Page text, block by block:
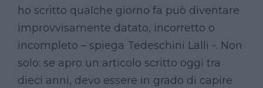
ho scritto qualche giorno fa può diventare
improvvisamente datato, incorretto o
incompleto – spiega Tedeschini Lalli -. Non
solo: se apro un articolo scritto oggi tra
dieci anni, devo essere in grado di capire